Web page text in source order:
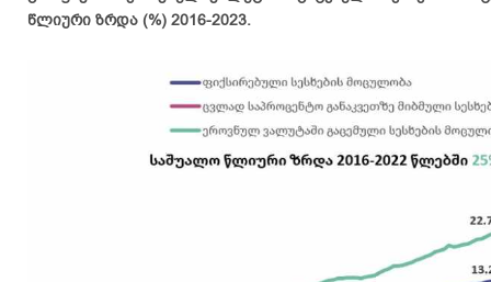
წლიური ზრდა (%) 2016-2023.